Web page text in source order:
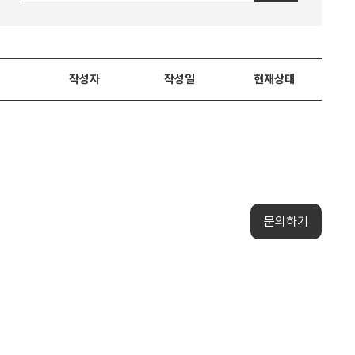
작성자 작성일 현재상태
문의하기